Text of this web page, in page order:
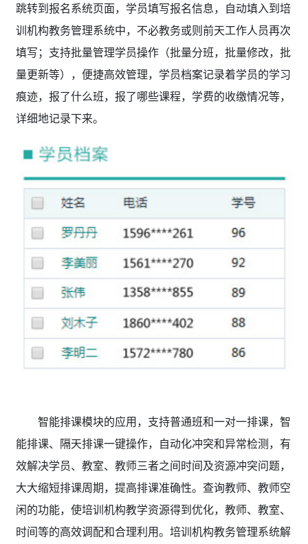
跳转到报名系统页面，学员填写报名信息，自动填入到培
训机构教务管理系统中，不必教务或则前天工作人员再次
填写；支持批量管理学员操作（批量分班，批量修改，批
量更新等），便捷高效管理，学员档案记录着学员的学习
痕迹，报了什么班，报了哪些课程，学费的收缴情况等，
详细地记录下来。
智能排课模块的应用，支持普通班和一对一排课，智
能排课、隔天排课一键操作，自动化冲突和异常检测，有
效解决学员、教室、教师三者之间时间及资源冲突问题，
大大缩短排课周期，提高排课准确性。查询教师、教师空
闲的功能，使培训机构教学资源得到优化，教师、教室、
时间等的高效调配和合理利用。培训机构教务管理系统解